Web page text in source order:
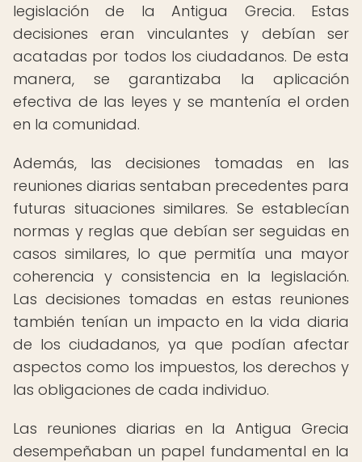
legislación de la Antigua Grecia. Estas
decisiones eran vinculantes y debían ser
acatadas por todos los ciudadanos. De esta
manera, se garantizaba la aplicación
efectiva de las leyes y se mantenía el orden
en la comunidad.
Además, las decisiones tomadas en las
reuniones diarias sentaban precedentes para
futuras situaciones similares. Se establecían
normas y reglas que debían ser seguidas en
casos similares, lo que permitía una mayor
coherencia y consistencia en la legislación.
Las decisiones tomadas en estas reuniones
también tenían un impacto en la vida diaria
de los ciudadanos, ya que podían afectar
aspectos como los impuestos, los derechos y
las obligaciones de cada individuo.
Las reuniones diarias en la Antigua Grecia
desempeñaban un papel fundamental en la